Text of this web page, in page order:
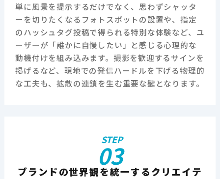
単に風景を提示するだけでなく、思わずシャッタ
ーを切りたくなるフォトスポットの設置や、指定
のハッシュタグ投稿で得られる特別な体験など、ユ
ーザーが「誰かに自慢したい」と感じる心理的な
動機付けを組み込みます。撮影を歓迎するサインを
掲げるなど、現地での発信ハードルを下げる物理的
な工夫も、拡散の連鎖を生む重要な鍵となります。
STEP
03
ブランドの世界観を統一するクリエイテ